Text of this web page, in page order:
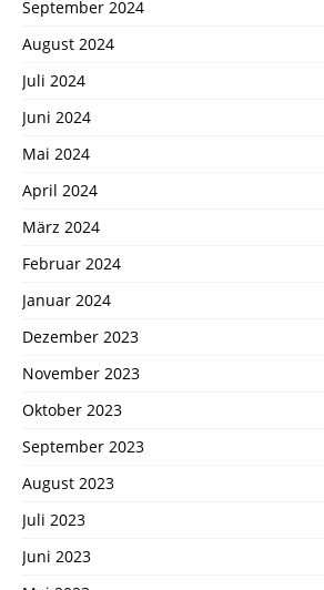
September 2024
August 2024
Juli 2024
Juni 2024
Mai 2024
April 2024
März 2024
Februar 2024
Januar 2024
Dezember 2023
November 2023
Oktober 2023
September 2023
August 2023
Juli 2023
Juni 2023